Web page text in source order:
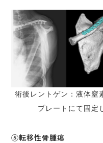
術後レントゲン：液体窒
プレートにて固定
⑤転移性骨腫瘍